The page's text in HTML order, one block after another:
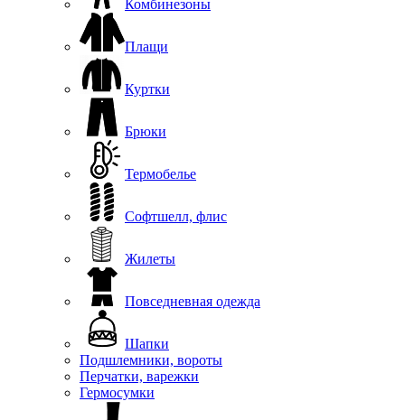
Комбинезоны
Плащи
Куртки
Брюки
Термобелье
Софтшелл, флис
Жилеты
Повседневная одежда
Шапки
Подшлемники, вороты
Перчатки, варежки
Гермосумки